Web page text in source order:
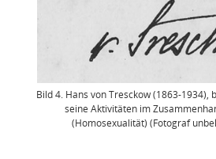
Bild 4. Hans von Tresckow (1863-1934),
seine Aktivitäten im
(Homosexualität) (Fotograf